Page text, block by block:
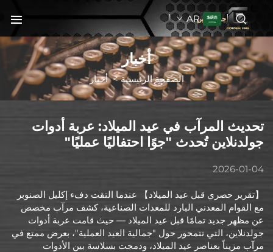
جولدنبلاينAR
أخبار
الصفحة الرئيسية>أخبار
تحديث المرآب في عيد الميلاد: عربة أدوات
جولدنلاين تُحدث "جوًا احتفاليًا عمليًا"
2026-01-04
【تقرير حصري قبل عيد الميلاد】 عندما التقت دفء إكليل الصنوبر
مع القوام المعدني البارد للمعدات الصناعية، كشف مرآب مخصص
عن مظهر جديد تمامًا قبل عيد الميلاد — حيث قامت عربة أدوات
جولدنلاين، التي تتمحور حول "جمالية العيد العملية"، بعرض ممتع في
مرآب مزيناً بعناصر عيد الميلاد، ودمجت بسلاسة بين الأدوات